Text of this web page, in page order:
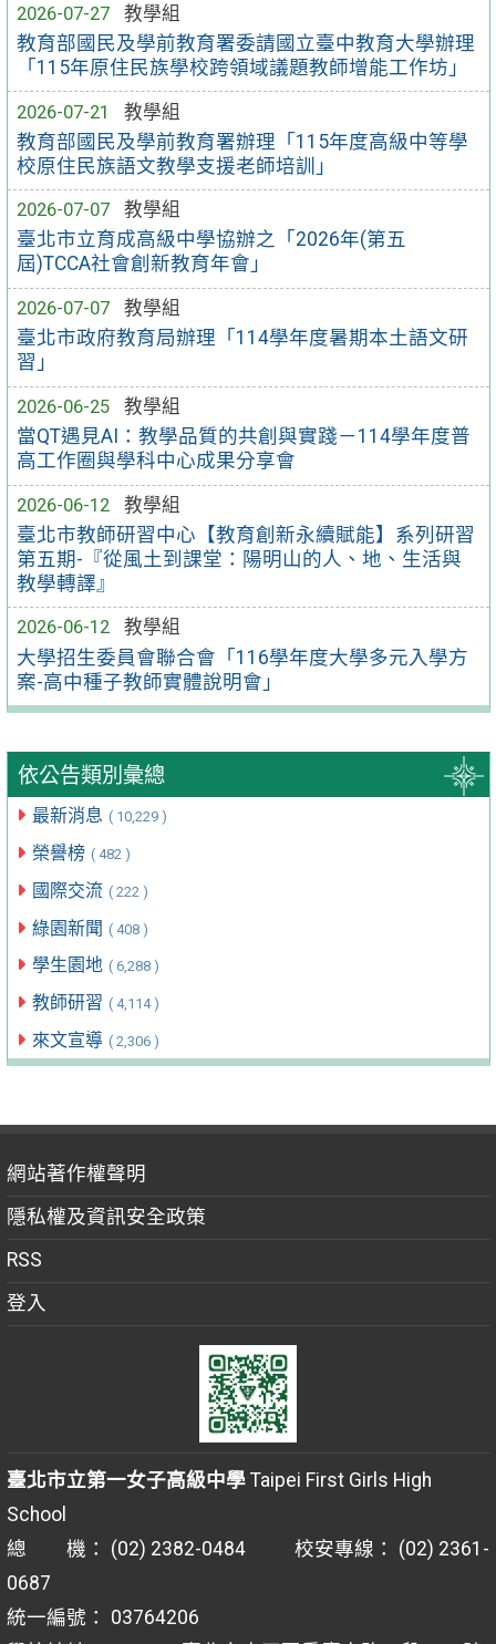
2026-07-27
教學組
教育部國民及學前教育署委請國立臺中教育大學辦理
「115年原住民族學校跨領域議題教師增能工作坊」
2026-07-21
教學組
教育部國民及學前教育署辦理「115年度高級中等學
校原住民族語文教學支援老師培訓」
2026-07-07
教學組
臺北市立育成高級中學協辦之「2026年(第五
屆)TCCA社會創新教育年會」
2026-07-07
教學組
臺北市政府教育局辦理「114學年度暑期本土語文研
習」
2026-06-25
教學組
當QT遇見AI：教學品質的共創與實踐－114學年度普
高工作圈與學科中心成果分享會
2026-06-12
教學組
臺北市教師研習中心【教育創新永續賦能】系列研習
第五期-『從風土到課堂：陽明山的人、地、生活與
教學轉譯』
2026-06-12
教學組
大學招生委員會聯合會「116學年度大學多元入學方
案-高中種子教師實體說明會」
依公告類別彙總
最新消息 ( 10,229 )
榮譽榜 ( 482 )
國際交流 ( 222 )
綠園新聞 ( 408 )
學生園地 ( 6,288 )
教師研習 ( 4,114 )
來文宣導 ( 2,306 )
網站著作權聲明
隱私權及資訊安全政策
RSS
登入
臺北市立第一女子高級中學Taipei First Girls High
School
總 機： (02) 2382-0484 校安專線： (02) 2361-
0687
統一編號： 03764206